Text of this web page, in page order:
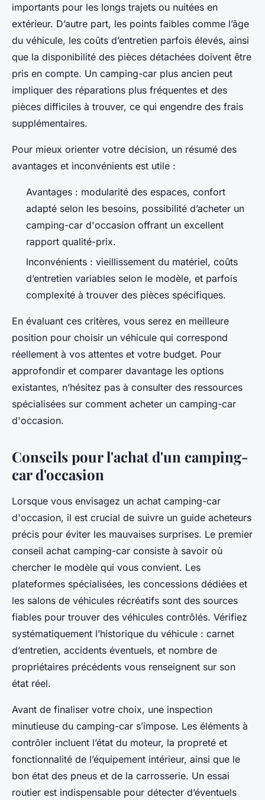
importants pour les longs trajets ou nuitées en
extérieur. D’autre part, les points faibles comme l’âge
du véhicule, les coûts d’entretien parfois élevés, ainsi
que la disponibilité des pièces détachées doivent être
pris en compte. Un camping-car plus ancien peut
impliquer des réparations plus fréquentes et des
pièces difficiles à trouver, ce qui engendre des frais
supplémentaires.
Pour mieux orienter votre décision, un résumé des
avantages et inconvénients est utile :
Avantages : modularité des espaces, confort
adapté selon les besoins, possibilité d’acheter un
camping-car d'occasion offrant un excellent
rapport qualité-prix.
Inconvénients : vieillissement du matériel, coûts
d’entretien variables selon le modèle, et parfois
complexité à trouver des pièces spécifiques.
En évaluant ces critères, vous serez en meilleure
position pour choisir un véhicule qui correspond
réellement à vos attentes et votre budget. Pour
approfondir et comparer davantage les options
existantes, n’hésitez pas à consulter des ressources
spécialisées sur comment acheter un camping-car
d'occasion.
Conseils pour l'achat d'un camping-
car d'occasion
Lorsque vous envisagez un achat camping-car
d'occasion, il est crucial de suivre un guide acheteurs
précis pour éviter les mauvaises surprises. Le premier
conseil achat camping-car consiste à savoir où
chercher le modèle qui vous convient. Les
plateformes spécialisées, les concessions dédiées et
les salons de véhicules récréatifs sont des sources
fiables pour trouver des véhicules contrôlés. Vérifiez
systématiquement l’historique du véhicule : carnet
d’entretien, accidents éventuels, et nombre de
propriétaires précédents vous renseignent sur son
état réel.
Avant de finaliser votre choix, une inspection
minutieuse du camping-car s’impose. Les éléments à
contrôler incluent l’état du moteur, la propreté et
fonctionnalité de l’équipement intérieur, ainsi que le
bon état des pneus et de la carrosserie. Un essai
routier est indispensable pour détecter d’éventuels